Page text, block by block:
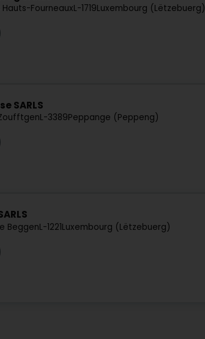
Hauts-FourneauxL-1719Luxembourg (Lëtzebuerg)
SARLS
L-3389Peppange (Peppeng)
BeggenL-1221Luxembourg (Lëtzebuerg)